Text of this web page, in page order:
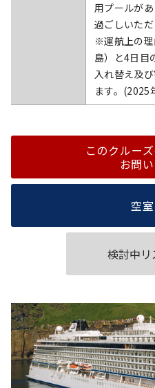
用プールが
過ごしいただ
※運航上の理
島）と4日目
入れ替え及
ます。(2025
このクルー
お問
空
検討中リ